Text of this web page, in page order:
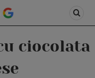
ciocolata